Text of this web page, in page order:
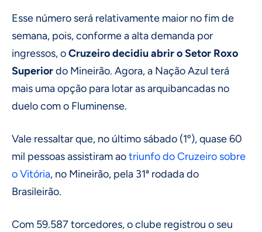
Esse número será relativamente maior no fim de
semana, pois, conforme a alta demanda por
ingressos, oCruzeiro decidiu abrir o Setor Roxo
Superiordo Mineirão. Agora, a Nação Azul terá
mais uma opção para lotar as arquibancadas no
duelo com o Fluminense.
Vale ressaltar que, no último sábado (1º), quase 60
mil pessoas assistiram aotriunfo do Cruzeiro sobre
o Vitória, no Mineirão, pela 31ª rodada do
Brasileirão.
Com 59.587 torcedores, o clube registrou o seu